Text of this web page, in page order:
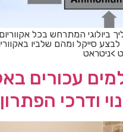
ביולוגי המתרחש בכל
סייקל ומהם שלביו
>ניטראט
עכורים
ודרכי הפתרון